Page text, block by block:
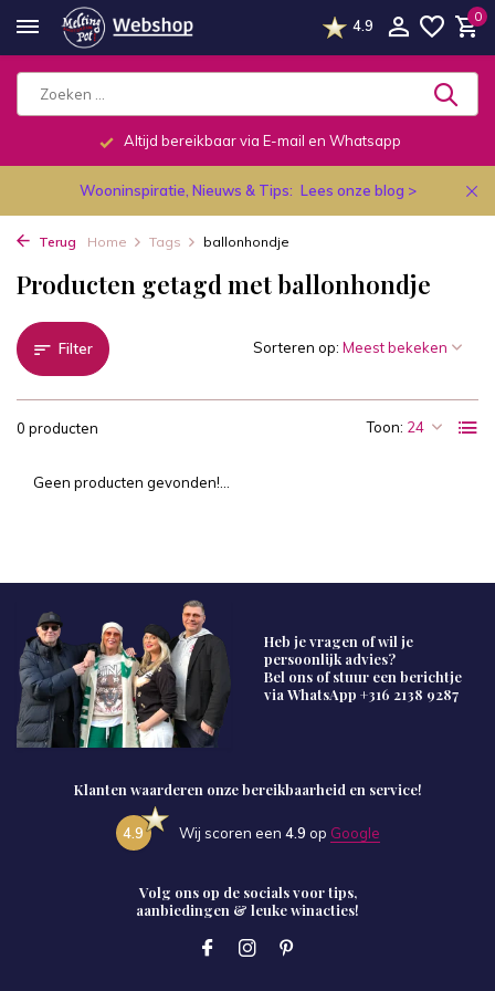
4.9
0
Altijd bereikbaar via E-mail en Whatsapp
Wooninspiratie, Nieuws & Tips: Lees onze blog >
Terug Home Tags ballonhondje
Producten getagd met ballonhondje
Filter
0 producten Toon:
Sorteren op:
Geen producten gevonden!...
Heb je vragen of wil je
persoonlijk advies?
Bel ons of stuur een berichtje
via WhatsApp +316 2138 9287
Klanten waarderen onze bereikbaarheid en service!
4.9 Wij scoren een 4.9 op Google
Volg ons op de socials voor tips,
aanbiedingen & leuke winacties!